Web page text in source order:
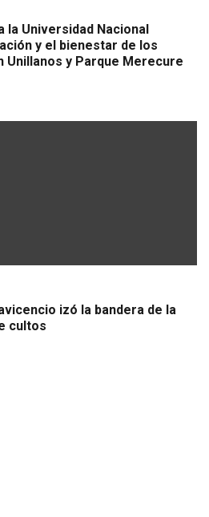
la Universidad Nacional
y el bienestar de los
Unillanos y Parque Merecure
izó la bandera de la
cultos